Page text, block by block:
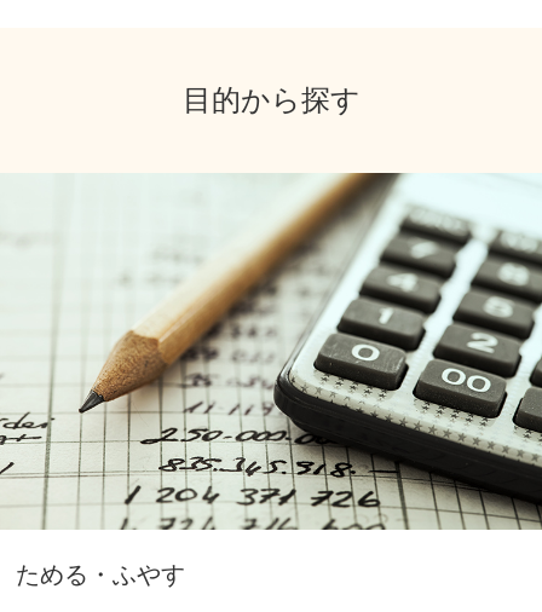
目的から探す
ためる・ふやす